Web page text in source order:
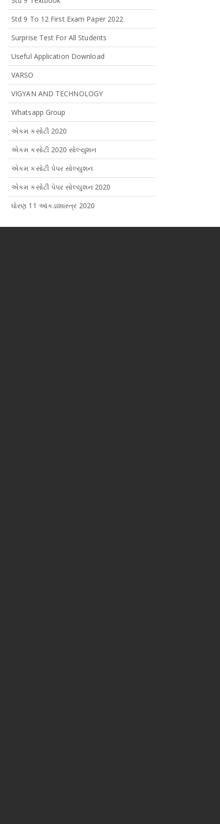
Std 9 To 12 First Exam Paper 2022
Surprise Test For All Students
Useful Application Download
VARSO
VIGYAN AND TECHNOLOGY
Whatsapp Group
એકમ કસોટી 2020
એકમ કસોટી 2020 સોલ્યુશન
એકમ કસોટી પેપર સોલ્યુશન
એકમ કસોટી પેપર સોલ્યુશન 2020
ધોરણ 11 આંકડાશાસ્ત્ર 2020